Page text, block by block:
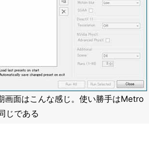
画面はこんな感じ。使い勝手はMetro
じである